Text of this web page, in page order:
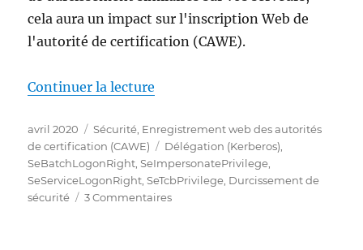
cela aura un impact sur l'inscription Web de
l'autorité de certification (CAWE).
Continuer la lecture
Publié
le
avril 2020 Catégories
Sécurité Enregistrement web des autorités
de certification (CAWE)
Étiquettes
Délégation (Kerberos)
SeBatchLogonRight ,SeImpersonatePrivilege
SeServiceLogonRight ,SeTcbPrivilege Durcissement de
sécurité
3 Commentairessur